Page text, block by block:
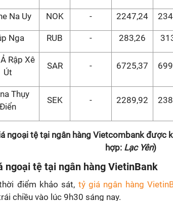
Na Uy NOK - 2247,24
Nga RUB - 283,26
Rập Xê
Út
SAR - 6725,37
Thụy
Điển
SEK - 2289,92
ngoại tệ tại ngân hàng Vietcombank được
hợp: Lạc Yên)
ngoại tệ tại ngân hàng VietinBank
điểm khảo sát, tỷ giá ngân hàng
chiều vào lúc 9h30 sáng nay.